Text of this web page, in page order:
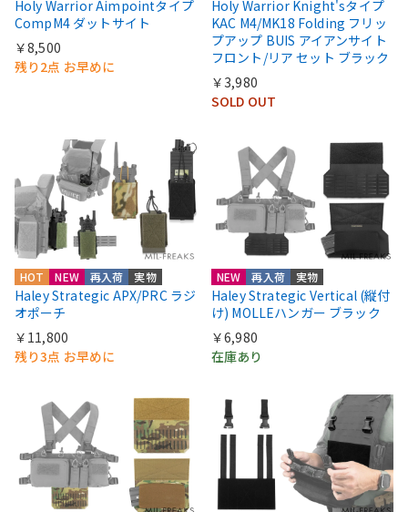
Holy Warrior Aimpointタイプ
CompM4 ダットサイト
￥8,500
残り2点 お早めに
Holy Warrior Knight'sタイプ
KAC M4/MK18 Folding フリッ
プアップ BUIS アイアンサイト
フロント/リア セット ブラック
￥3,980
SOLD OUT
HOT NEW 再入荷 実物
Haley Strategic APX/PRC ラジ
オポーチ
￥11,800
残り3点 お早めに
NEW 再入荷 実物
Haley Strategic Vertical (縦付
け) MOLLEハンガー ブラック
￥6,980
在庫あり